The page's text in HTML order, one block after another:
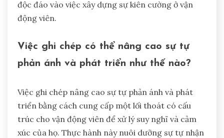
độc đáo vào việc xây dựng sự kiên cường ở vận
động viên.
Việc ghi chép có thể nâng cao sự tự
phản ánh và phát triển như thế nào?
Việc ghi chép nâng cao sự tự phản ánh và phát
triển bằng cách cung cấp một lối thoát có cấu
trúc cho vận động viên để xử lý suy nghĩ và cảm
xúc của họ. Thực hành này nuôi dưỡng sự tự nhận